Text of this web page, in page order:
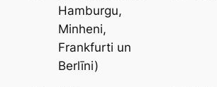
Hamburgu,
Minheni,
Frankfurti un
Berlīni)